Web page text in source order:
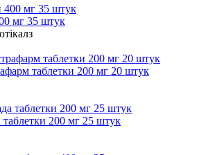
мг 35 штук
таблетки 200 мг 20 штук
200 мг 25 штук